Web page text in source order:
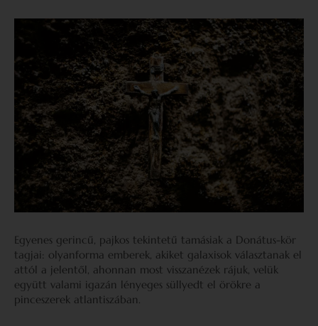
Egyenes gerincű, pajkos tekintetű tamásiak a Donátus-kör
tagjai: olyanforma emberek, akiket galaxisok választanak el
attól a jelentől, ahonnan most visszanézek rájuk, velük
együtt valami igazán lényeges süllyedt el örökre a
pinceszerek atlantiszában.